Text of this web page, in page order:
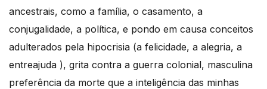
ancestrais, como a família, o casamento, a
conjugalidade, a política, e pondo em causa conceitos
adulterados pela hipocrisia (a felicidade, a alegria, a
entreajuda ), grita contra a guerra colonial, masculina
preferência da morte que a inteligência das minhas